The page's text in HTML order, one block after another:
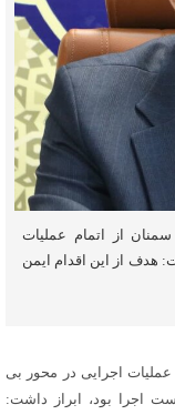
از اتمام عملیات
هدف از این اقدام ایمن
عملیات اجرایی در محور بی
اجرا بود، ابراز داشت: